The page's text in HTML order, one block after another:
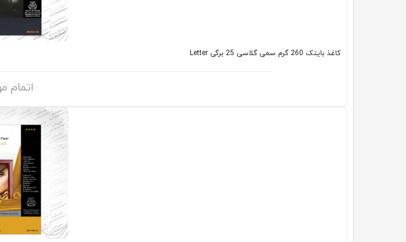
کاغذ بایتک 260 گرم سمی گلاسی 25 برگی Letter
اتمام